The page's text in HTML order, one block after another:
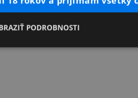
PODROBNOSTI